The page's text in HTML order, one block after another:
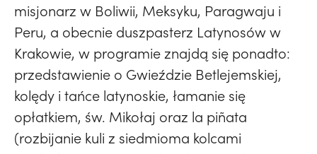
misjonarz w Boliwii, Meksyku, Paragwaju i
Peru, a obecnie duszpasterz Latynosów w
Krakowie, w programie znajdą się ponadto:
przedstawienie o Gwieździe Betlejemskiej,
kolędy i tańce latynoskie, łamanie się
opłatkiem, św. Mikołaj oraz la piñata
(rozbijanie kuli z siedmioma kolcami